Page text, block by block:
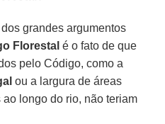
grandes argumentos
Florestal é o fato de que
pelo Código, como a
ou a largura de áreas
longo do rio, não teriam